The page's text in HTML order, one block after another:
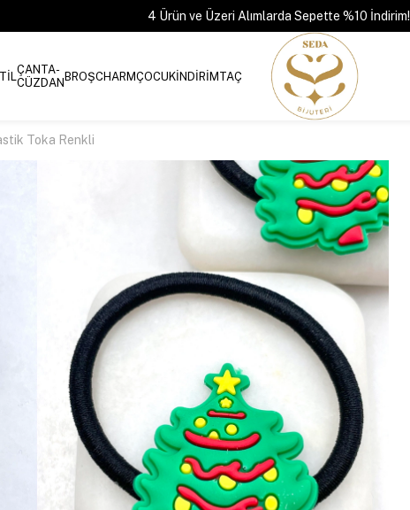
4 Ürün ve Üzeri Alımlarda Sepette %10 İndirim!
ÇANTA-
CÜZDANBROŞCHARMÇOCUKİNDİRİMTAÇ
Toka Renkli